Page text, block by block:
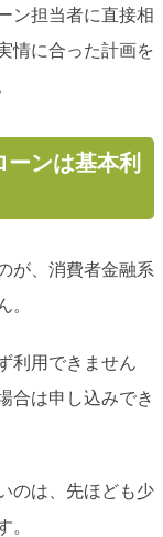
ン担当者に直接相
情に合った計画を
ンは基本利
が、消費者金融系
。
利用できません
合は申し込みでき
のは、先ほども少
。